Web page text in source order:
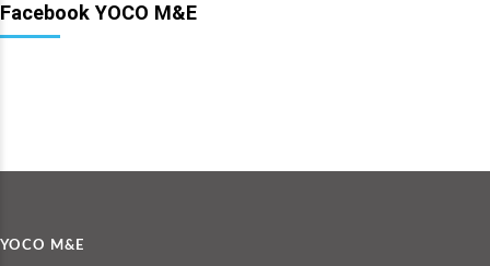
Facebook YOCO M&E
YOCO M&E